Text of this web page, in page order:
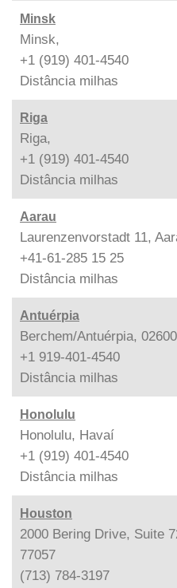
Minsk
Minsk,
+1 (919) 401-4540
Distância milhas
Riga
Riga,
+1 (919) 401-4540
Distância milhas
Aarau
Laurenzenvorstadt 11,
+41-61-285 15 25
Distância milhas
Antuérpia
Berchem/Antuérpia, 02600
+1 919-401-4540
Distância milhas
Honolulu
Honolulu, Havaí
+1 (919) 401-4540
Distância milhas
Houston
2000 Bering Drive, Suite
77057
(713) 784-3197